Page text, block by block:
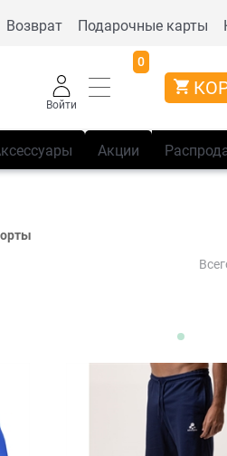
Возврат Подарочные карты
Войти
0
Акции